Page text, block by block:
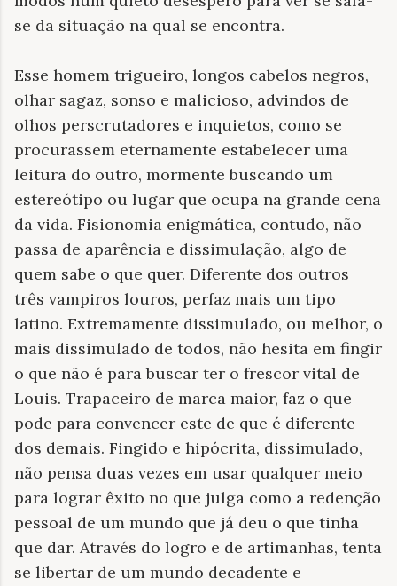
se da situação na qual se encontra.
Esse homem trigueiro, longos cabelos negros,
olhar sagaz, sonso e malicioso, advindos de
olhos perscrutadores e inquietos, como se
procurassem eternamente estabelecer uma
leitura do outro, mormente buscando um
estereótipo ou lugar que ocupa na grande cena
da vida. Fisionomia enigmática, contudo, não
passa de aparência e dissimulação, algo de
quem sabe o que quer. Diferente dos outros
três vampiros louros, perfaz mais um tipo
latino. Extremamente dissimulado, ou melhor, o
mais dissimulado de todos, não hesita em fingir
o que não é para buscar ter o frescor vital de
Louis. Trapaceiro de marca maior, faz o que
pode para convencer este de que é diferente
dos demais. Fingido e hipócrita, dissimulado,
não pensa duas vezes em usar qualquer meio
para lograr êxito no que julga como a redenção
pessoal de um mundo que já deu o que tinha
que dar. Através do logro e de artimanhas, tenta
se libertar de um mundo decadente e